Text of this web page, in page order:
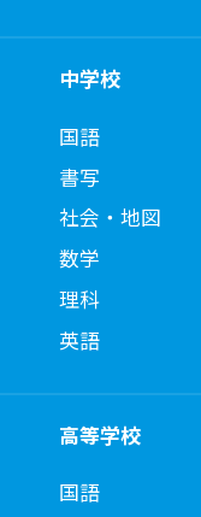
中学校
国語
書写
社会・地図
数学
理科
英語
高等学校
国語